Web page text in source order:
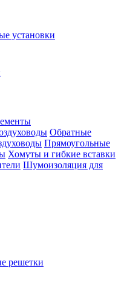
установки
Обратные
Прямоугольные
Хомуты и гибкие вставки
Шумоизоляция для
решетки